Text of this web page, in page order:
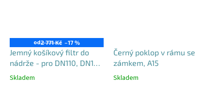
od2 771 Kč –17 %
Jemný košíkový filtr do
nádrže - pro DN110, DN125
i DN160
Průměrné
Skladem
Černý poklop v rámu se
zámkem, A15
Průměrné
Skladem